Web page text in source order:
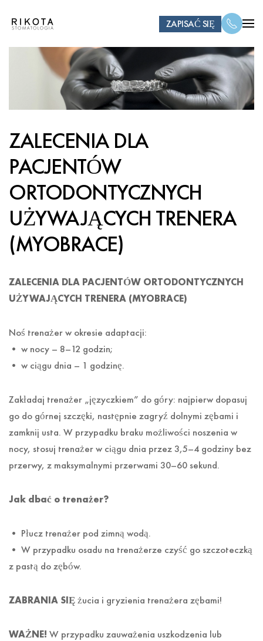
ZAPISAĆ SIĘ
ZALECENIA DLA
PACJENTÓW
ORTODONTYCZNYCH
UŻYWAJĄCYCH TRENERA
(MYOBRACE)
ZALECENIA DLA PACJENTÓW ORTODONTYCZNYCH
UŻYWAJĄCYCH TRENERA (MYOBRACE)
Noś trenażer w okresie adaptacji:
• w nocy – 8–12 godzin;
• w ciągu dnia – 1 godzinę.
Zakładaj trenażer „języczkiem” do góry: najpierw dopasuj
go do górnej szczęki, następnie zagryź dolnymi zębami i
zamknij usta. W przypadku braku możliwości noszenia w
nocy, stosuj trenażer w ciągu dnia przez 3,5–4 godziny bez
przerwy, z maksymalnymi przerwami 30–60 sekund.
Jak dbać o trenażer?
• Płucz trenażer pod zimną wodą.
• W przypadku osadu na trenażerze czyść go szczoteczką
z pastą do zębów.
ZABRANIA SIĘżucia i gryzienia trenażera zębami!
WAŻNE! W przypadku zauważenia uszkodzenia lub